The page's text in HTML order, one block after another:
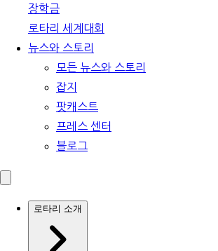
장학금
로타리 세계대회
뉴스와 스토리
모든 뉴스와 스토리
잡지
팟캐스트
프레스 센터
블로그
로타리 소개